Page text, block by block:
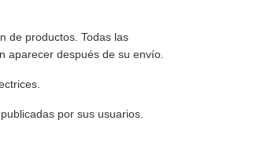
de productos. Todas las
aparecer después de su envío.
por sus usuarios.